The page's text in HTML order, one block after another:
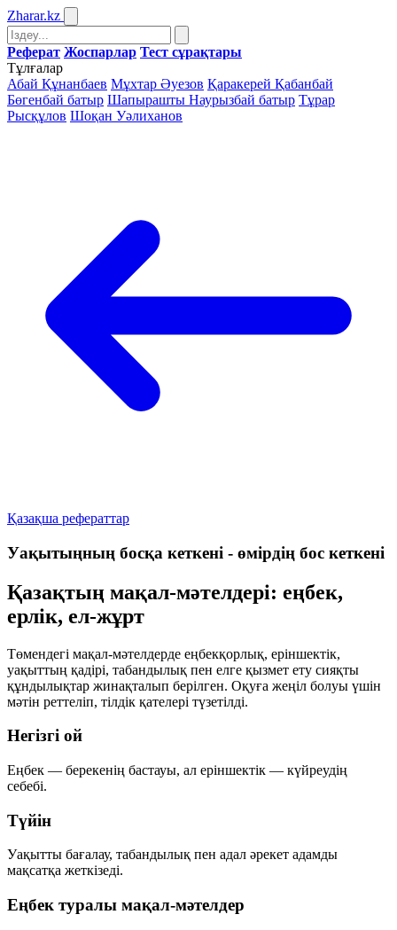
Zharar.kz
Реферат Жоспарлар Тест сұрақтары
Тұлғалар
Абай Құнанбаев Мұхтар Әуезов Қаракерей Қабанбай
Бөгенбай батыр Шапырашты Наурызбай батыр Тұрар
Рысқұлов Шоқан Уәлиханов
Қазақша рефераттар
Уақытыңның босқа кеткені - өмірдің бос кеткені
Қазақтың мақал-мәтелдері: еңбек,
ерлік, ел-жұрт
Төмендегі мақал-мәтелдерде еңбекқорлық, еріншектік,
уақыттың қадірі, табандылық пен елге қызмет ету сияқты
құндылықтар жинақталып берілген. Оқуға жеңіл болуы үшін
мәтін реттеліп, тілдік қателері түзетілді.
Негізгі ой
Еңбек — берекенің бастауы, ал еріншектік — күйреудің
себебі.
Түйін
Уақытты бағалау, табандылық пен адал әрекет адамды
мақсатқа жеткізеді.
Еңбек туралы мақал-мәтелдер